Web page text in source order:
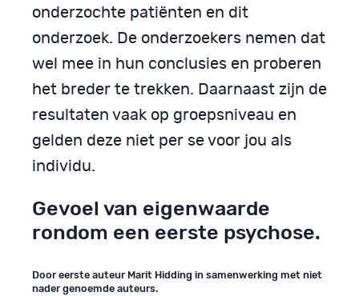
onderzochte patiënten en dit
onderzoek. De onderzoekers nemen dat
wel mee in hun conclusies en proberen
het breder te trekken. Daarnaast zijn de
resultaten vaak op groepsniveau en
gelden deze niet per se voor jou als
individu.
Gevoel van eigenwaarde
rondom een eerste psychose.
Door eerste auteur Marit Hidding in samenwerking met niet
nader genoemde auteurs.